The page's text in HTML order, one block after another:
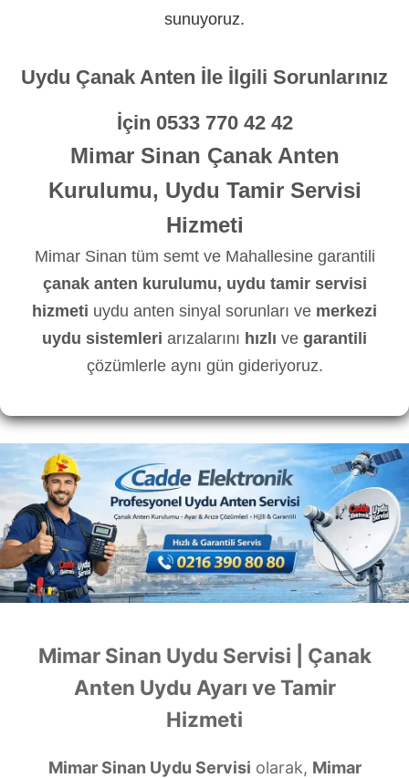
sunuyoruz.
Uydu Çanak Anten İle İlgili Sorunlarınız
İçin 0533 770 42 42
Mimar Sinan Çanak Anten
Kurulumu, Uydu Tamir Servisi
Hizmeti
Mimar Sinan tüm semt ve Mahallesine garantili
çanak anten kurulumu, uydu tamir servisi
hizmeti uydu anten sinyal sorunları ve merkezi
uydu sistemleri arızalarını hızlı ve garantili
çözümlerle aynı gün gideriyoruz.
Mimar Sinan Uydu Servisi | Çanak
Anten Uydu Ayarı ve Tamir
Hizmeti
Mimar Sinan Uydu Servisi olarak, Mimar